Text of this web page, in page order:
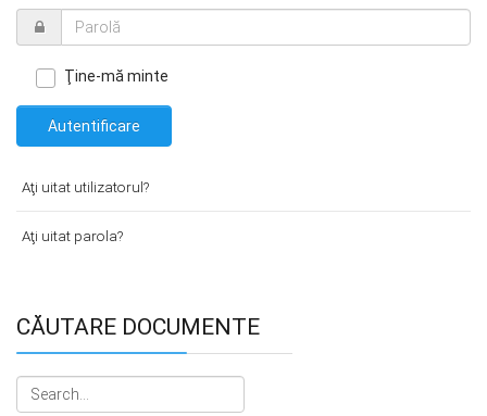
Ţine-mă minte
Autentificare
Aţi uitat utilizatorul?
Aţi uitat parola?
CĂUTARE DOCUMENTE